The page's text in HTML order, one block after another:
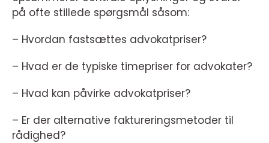
på ofte stillede spørgsmål såsom:
– Hvordan fastsættes advokatpriser?
– Hvad er de typiske timepriser for advokater?
– Hvad kan påvirke advokatpriser?
– Er der alternative faktureringsmetoder til
rådighed?